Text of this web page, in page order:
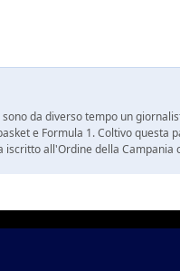
da diverso tempo un
e Formula 1. Coltivo
iscritto all'Ordine della Campania